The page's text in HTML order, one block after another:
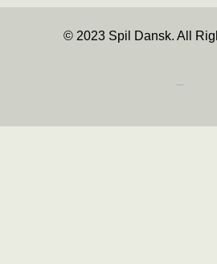
© 2023 Spil Dansk. All